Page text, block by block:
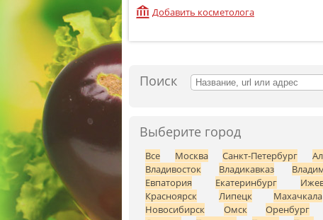
Добавить косметолога
Поиск
Выберите город
Все Москва Санкт-Петербург
Владивосток
Владикавказ
Евпатория
Екатеринбург
Красноярск
Липецк Махачкала
Новосибирск
Омск Оренбург